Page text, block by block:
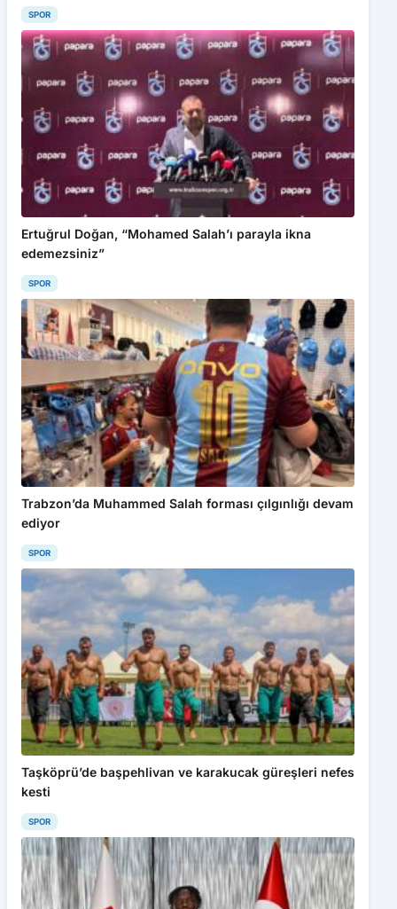
SPOR
Ertuğrul Doğan, “Mohamed Salah’ı parayla ikna
edemezsiniz”
SPOR
Trabzon’da Muhammed Salah forması çılgınlığı devam
ediyor
SPOR
Taşköprü’de başpehlivan ve karakucak güreşleri nefes
kesti
SPOR